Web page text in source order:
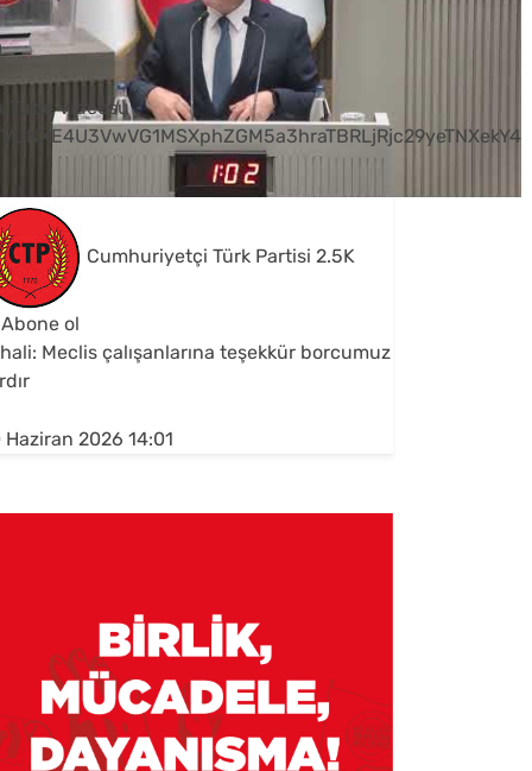
Videosu
Cumhuriyetçi Türk Partisi 2.5K
Abone ol
Meclis çalışanlarına teşekkür borcumuz
Haziran 2026 14:01